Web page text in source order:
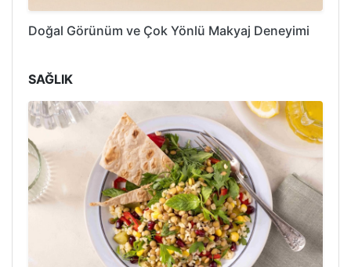
Doğal Görünüm ve Çok Yönlü Makyaj Deneyimi
SAĞLIK